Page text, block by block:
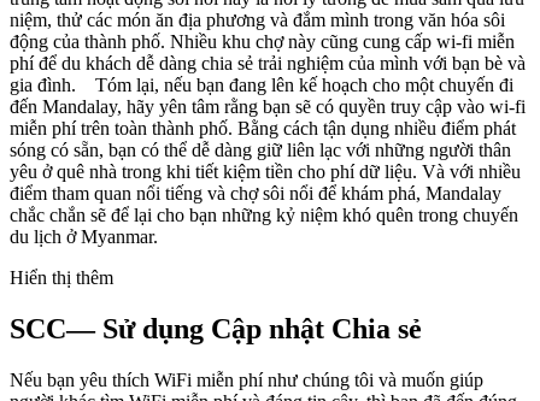
niệm, thử các món ăn địa phương và đắm mình trong văn hóa sôi
động của thành phố. Nhiều khu chợ này cũng cung cấp wi-fi miễn
phí để du khách dễ dàng chia sẻ trải nghiệm của mình với bạn bè và
gia đình. Tóm lại, nếu bạn đang lên kế hoạch cho một chuyến đi
đến Mandalay, hãy yên tâm rằng bạn sẽ có quyền truy cập vào wi-fi
miễn phí trên toàn thành phố. Bằng cách tận dụng nhiều điểm phát
sóng có sẵn, bạn có thể dễ dàng giữ liên lạc với những người thân
yêu ở quê nhà trong khi tiết kiệm tiền cho phí dữ liệu. Và với nhiều
điểm tham quan nổi tiếng và chợ sôi nổi để khám phá, Mandalay
chắc chắn sẽ để lại cho bạn những kỷ niệm khó quên trong chuyến
du lịch ở Myanmar.
Hiển thị thêm
SCC— Sử dụng Cập nhật Chia sẻ
Nếu bạn yêu thích WiFi miễn phí như chúng tôi và muốn giúp